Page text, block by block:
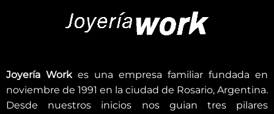
Joyería Workes una empresa familiar fundada en
noviembre de 1991 en la ciudad de Rosario, Argentina.
Desde nuestros inicios nos guian tres pilares